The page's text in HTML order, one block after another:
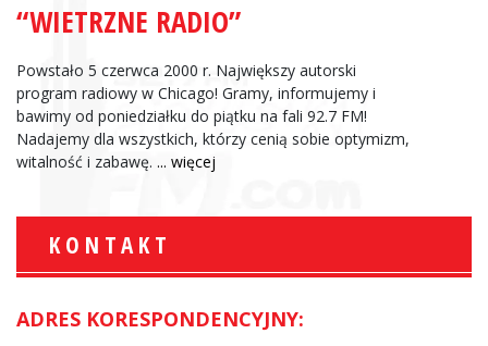
“WIETRZNE RADIO”
Powstało 5 czerwca 2000 r. Największy autorski
program radiowy w Chicago! Gramy, informujemy i
bawimy od poniedziałku do piątku na fali 92.7 FM!
Nadajemy dla wszystkich, którzy cenią sobie optymizm,
witalność i zabawę. ... więcej
KONTAKT
ADRES KORESPONDENCYJNY: